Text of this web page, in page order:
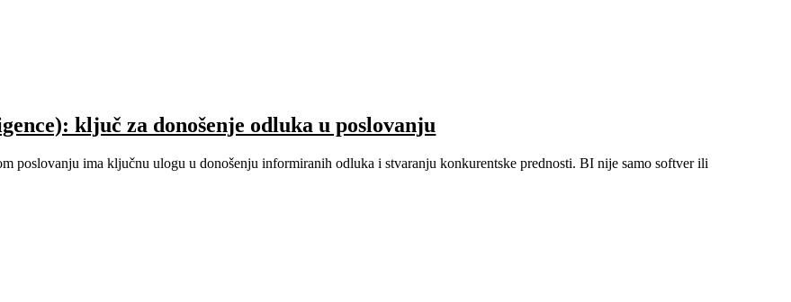
ključ za donošenje odluka u poslovanju
poslovanju ima ključnu ulogu u donošenju informiranih odluka i stvaranju konkurentske prednosti. BI nije samo softver ili